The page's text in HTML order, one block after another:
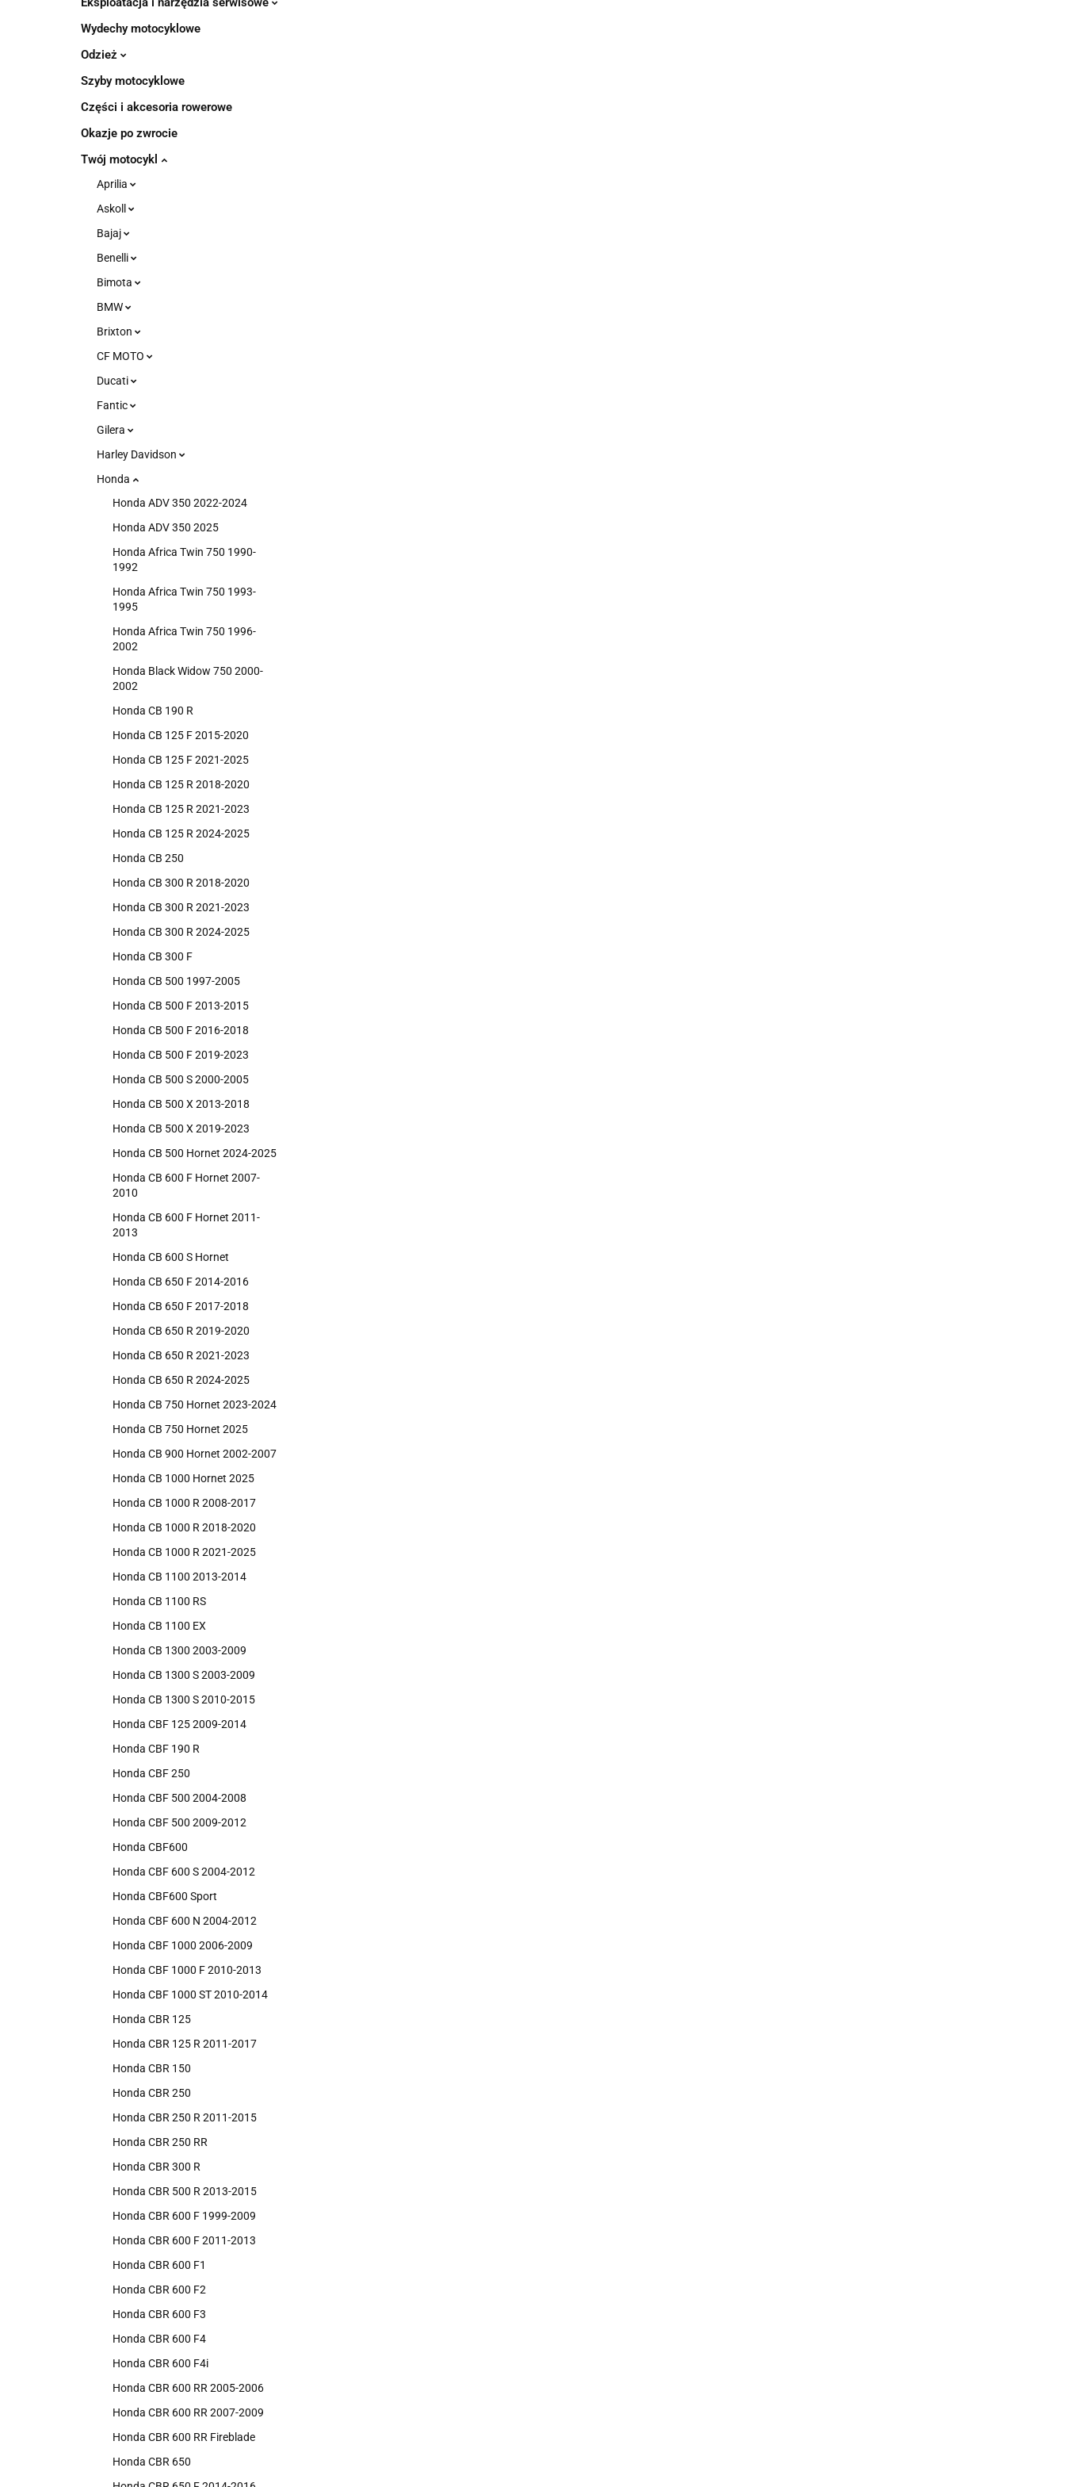
Wydechy motocyklowe
Odzież
Szyby motocyklowe
Części i akcesoria rowerowe
Okazje po zwrocie
Twój motocykl
Aprilia
Askoll
Bajaj
Benelli
Bimota
BMW
Brixton
CF MOTO
Ducati
Fantic
Gilera
Harley Davidson
Honda
Honda ADV 350 2022-2024
Honda ADV 350 2025
Honda Africa Twin 750 1990-
1992
Honda Africa Twin 750 1993-
1995
Honda Africa Twin 750 1996-
2002
Honda Black Widow 750 2000-
2002
Honda CB 190 R
Honda CB 125 F 2015-2020
Honda CB 125 F 2021-2025
Honda CB 125 R 2018-2020
Honda CB 125 R 2021-2023
Honda CB 125 R 2024-2025
Honda CB 250
Honda CB 300 R 2018-2020
Honda CB 300 R 2021-2023
Honda CB 300 R 2024-2025
Honda CB 300 F
Honda CB 500 1997-2005
Honda CB 500 F 2013-2015
Honda CB 500 F 2016-2018
Honda CB 500 F 2019-2023
Honda CB 500 S 2000-2005
Honda CB 500 X 2013-2018
Honda CB 500 X 2019-2023
Honda CB 500 Hornet 2024-2025
Honda CB 600 F Hornet 2007-
2010
Honda CB 600 F Hornet 2011-
2013
Honda CB 600 S Hornet
Honda CB 650 F 2014-2016
Honda CB 650 F 2017-2018
Honda CB 650 R 2019-2020
Honda CB 650 R 2021-2023
Honda CB 650 R 2024-2025
Honda CB 750 Hornet 2023-2024
Honda CB 750 Hornet 2025
Honda CB 900 Hornet 2002-2007
Honda CB 1000 Hornet 2025
Honda CB 1000 R 2008-2017
Honda CB 1000 R 2018-2020
Honda CB 1000 R 2021-2025
Honda CB 1100 2013-2014
Honda CB 1100 RS
Honda CB 1100 EX
Honda CB 1300 2003-2009
Honda CB 1300 S 2003-2009
Honda CB 1300 S 2010-2015
Honda CBF 125 2009-2014
Honda CBF 190 R
Honda CBF 250
Honda CBF 500 2004-2008
Honda CBF 500 2009-2012
Honda CBF600
Honda CBF 600 S 2004-2012
Honda CBF600 Sport
Honda CBF 600 N 2004-2012
Honda CBF 1000 2006-2009
Honda CBF 1000 F 2010-2013
Honda CBF 1000 ST 2010-2014
Honda CBR 125
Honda CBR 125 R 2011-2017
Honda CBR 150
Honda CBR 250
Honda CBR 250 R 2011-2015
Honda CBR 250 RR
Honda CBR 300 R
Honda CBR 500 R 2013-2015
Honda CBR 600 F 1999-2009
Honda CBR 600 F 2011-2013
Honda CBR 600 F1
Honda CBR 600 F2
Honda CBR 600 F3
Honda CBR 600 F4
Honda CBR 600 F4i
Honda CBR 600 RR 2005-2006
Honda CBR 600 RR 2007-2009
Honda CBR 600 RR Fireblade
Honda CBR 650